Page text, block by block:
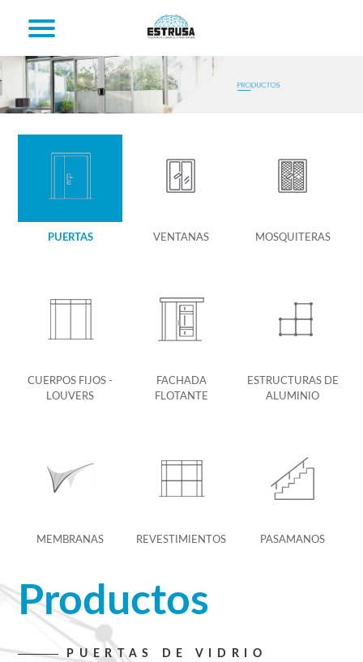
PUERTAS VENTANAS MOSQUITERAS
CUERPOS FIJOS -
LOUVERS
FACHADA
FLOTANTE
ESTRUCTURAS DE
ALUMINIO
MEMBRANAS REVESTIMIENTOS PASAMANOS
Productos
PUERTAS DE VIDRIO